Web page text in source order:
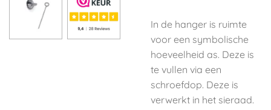
In de hanger is ruimte
voor een symbolische
hoeveelheid as. Deze is
te vullen via een
schroefdop. Deze is
verwerkt in het sieraad.